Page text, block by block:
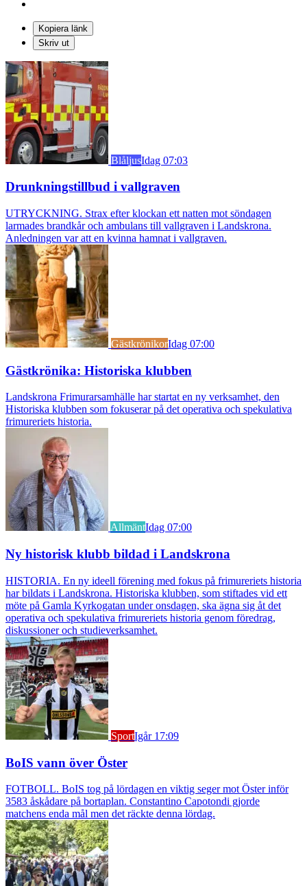
Kopiera länk
Skriv ut
BlåljusIdag 07:03
Drunkningstillbud i vallgraven
UTRYCKNING. Strax efter klockan ett natten mot söndagen
larmades brandkår och ambulans till vallgraven i Landskrona.
Anledningen var att en kvinna hamnat i vallgraven.
GästkrönikorIdag 07:00
Gästkrönika: Historiska klubben
Landskrona Frimurarsamhälle har startat en ny verksamhet, den
Historiska klubben som fokuserar på det operativa och spekulativa
frimureriets historia.
AllmäntIdag 07:00
Ny historisk klubb bildad i Landskrona
HISTORIA. En ny ideell förening med fokus på frimureriets historia
har bildats i Landskrona. Historiska klubben, som stiftades vid ett
möte på Gamla Kyrkogatan under onsdagen, ska ägna sig åt det
operativa och spekulativa frimureriets historia genom föredrag,
diskussioner och studieverksamhet.
SportIgår 17:09
BoIS vann över Öster
FOTBOLL. BoIS tog på lördagen en viktig seger mot Öster inför
3583 åskådare på bortaplan. Constantino Capotondi gjorde
matchens enda mål men det räckte denna lördag.